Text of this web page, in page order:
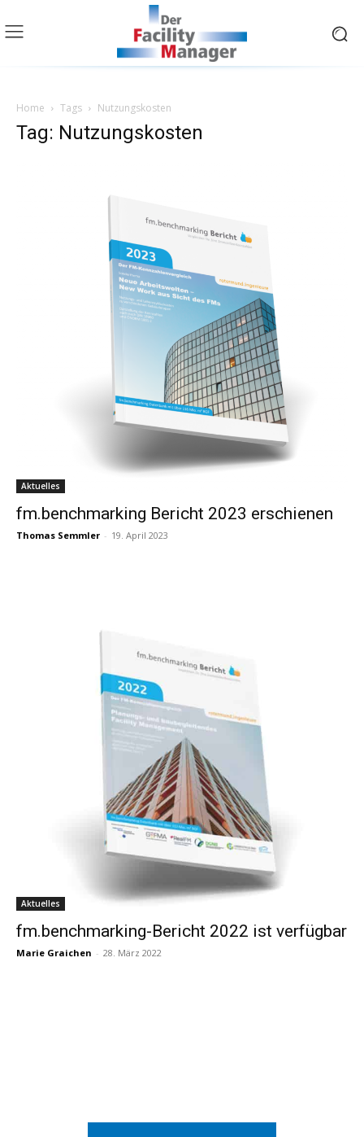
Home Tags Nutzungskosten
Tag: Nutzungskosten
Aktuelles
fm.benchmarking Bericht 2023 erschienen
Thomas Semmler - 19. April 2023
Aktuelles
fm.benchmarking-Bericht 2022 ist verfügbar
Marie Graichen - 28. März 2022